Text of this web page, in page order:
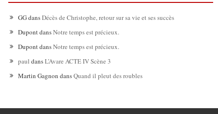
GGdansDécès de Christophe, retour sur sa vie et ses succès
DupontdansNotre temps est précieux.
DupontdansNotre temps est précieux.
paul dansL’Avare ACTE IV Scène 3
Martin Gagnon dansQuand il pleut des roubles